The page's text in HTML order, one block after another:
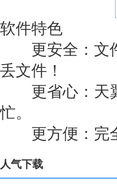
软件特色
更安全：文件
丢文件！
更省心：天翼
忙。
更方便：完全
人气下载